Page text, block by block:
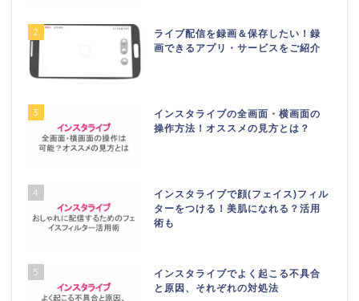
2
ライブ配信を録画＆保存したい！録
画できるアプリ・サービスをご紹介
3
インスタライブの全画面・横画面の
操作方法！オススメの見方とは？
4
インスタライブで顔(フェイス)フィル
ターをつける！美肌になれる？活用
術も
5
インスタライブでよく起こる不具合
と原因、それぞれの対処法